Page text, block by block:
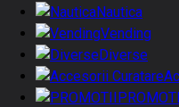
Nautica
Vending
Diverse